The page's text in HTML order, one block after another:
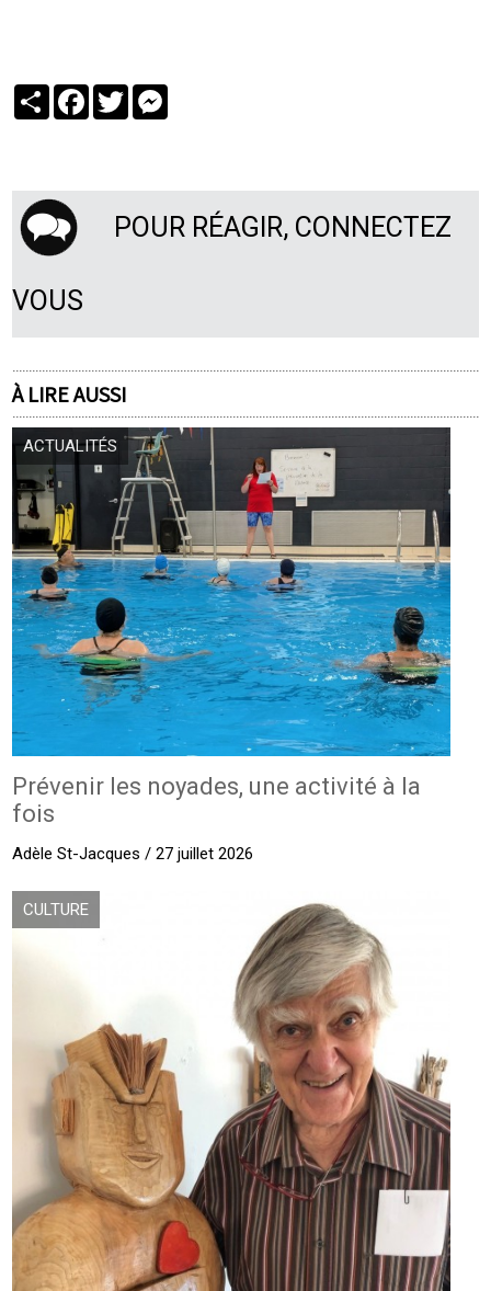
PartagerFacebook
Twitter
POUR RÉAGIR, CONNECTEZ
VOUS
À LIRE AUSSI
ACTUALITÉS
Prévenir les noyades, une activité à la
fois
Adèle St-Jacques / 27 juillet 2026
CULTURE